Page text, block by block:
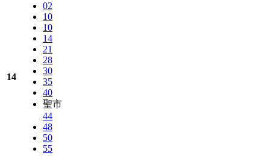
14
02
10
10
14
21
28
30
35
40
聖市
44
48
50
55